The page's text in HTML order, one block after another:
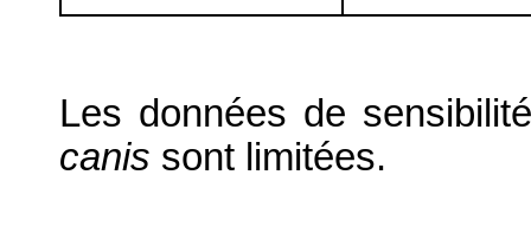
Les données de
canis sont limitées.